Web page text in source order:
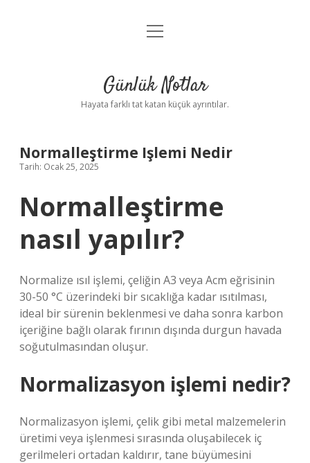
Anasayfa
Yasal Uyarı
menüyü
Günlük Notlar
Hayata farklı tat katan küçük ayrıntılar.
Normalleştirme Işlemi Nedir
Tarih: Ocak 25, 2025
Normalleştirme
nasıl yapılır?
Normalize ısıl işlemi, çeliğin A3 veya Acm eğrisinin
30-50 °C üzerindeki bir sıcaklığa kadar ısıtılması,
ideal bir sürenin beklenmesi ve daha sonra karbon
içeriğine bağlı olarak fırının dışında durgun havada
soğutulmasından oluşur.
Normalizasyon işlemi nedir?
Normalizasyon işlemi, çelik gibi metal malzemelerin
üretimi veya işlenmesi sırasında oluşabilecek iç
gerilmeleri ortadan kaldırır, tane büyümesini